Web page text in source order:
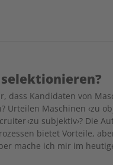
dass Kandidaten von
Urteilen Maschinen ‹zu
‹zu subjektiv›? Die
bietet Vorteile,
mache ich mir im